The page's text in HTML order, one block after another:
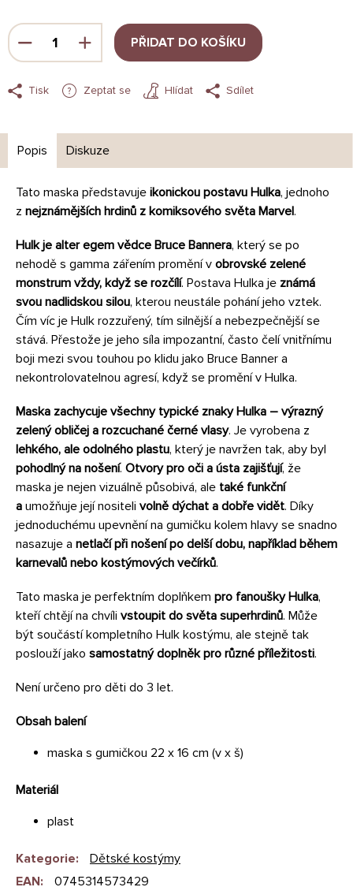
PŘIDAT DO KOŠÍKU
Tisk Zeptat se Hlídat Sdílet
Popis Diskuze
Tato maska představuje ikonickou postavu Hulka, jednoho
z nejznámějších hrdinů z komiksového světa Marvel.
Hulk je alter egem vědce Bruce Bannera, který se po
nehodě s gamma zářením promění v obrovské zelené
monstrum vždy, když se rozčílí. Postava Hulka je známá
svou nadlidskou silou, kterou neustále pohání jeho vztek.
Čím víc je Hulk rozzuřený, tím silnější a nebezpečnější se
stává. Přestože je jeho síla impozantní, často čelí vnitřnímu
boji mezi svou touhou po klidu jako Bruce Banner a
nekontrolovatelnou agresí, když se promění v Hulka.
Maska zachycuje všechny typické znaky Hulka – výrazný
zelený obličej a rozcuchané černé vlasy. Je vyrobena z
lehkého, ale odolného plastu, který je navržen tak, aby byl
pohodlný na nošení. Otvory pro oči a ústa zajišťují, že
maska je nejen vizuálně působivá, ale také funkční
a umožňuje její nositeli volně dýchat a dobře vidět. Díky
jednoduchému upevnění na gumičku kolem hlavy se snadno
nasazuje a netlačí při nošení po delší dobu, například během
karnevalů nebo kostýmových večírků.
Tato maska je perfektním doplňkem pro fanoušky Hulka,
kteří chtějí na chvíli vstoupit do světa superhrdinů. Může
být součástí kompletního Hulk kostýmu, ale stejně tak
poslouží jako samostatný doplněk pro různé příležitosti.
Není určeno pro děti do 3 let.
Obsah balení
maska s gumičkou 22 x 16 cm (v x š)
Materiál
plast
Kategorie:
Dětské kostýmy
EAN:
0745314573429